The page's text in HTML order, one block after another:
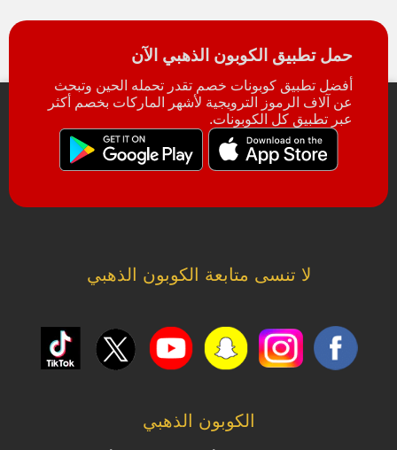
حمل تطبيق الكوبون الذهبي الآن
أفضل تطبيق كوبونات خصم تقدر تحمله الحين وتبحث
عن آلاف الرموز الترويجية لأشهر الماركات بخصم أكثر
عبر تطبيق كل الكوبونات.
لا تنسى متابعة الكوبون الذهبي
الكوبون الذهبي